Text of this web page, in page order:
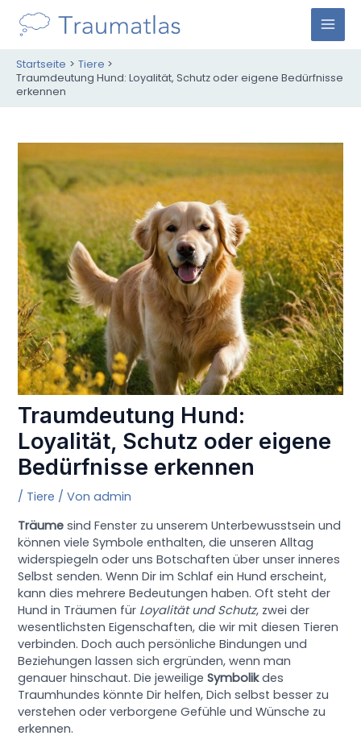
Inhalt
springen
M
A
M
E
N
U
Startseite
Tiere
Traumdeutung Hund: Loyalität, Schutz oder eigene Bedürfnisse
erkennen
Traumdeutung Hund:
Loyalität, Schutz oder eigene
Bedürfnisse erkennen
/ Tiere / Vonadmin
Träume sind Fenster zu unserem Unterbewusstsein und
können viele Symbole enthalten, die unseren Alltag
widerspiegeln oder uns Botschaften über unser inneres
Selbst senden. Wenn Dir im Schlaf ein Hund erscheint,
kann dies mehrere Bedeutungen haben. Oft steht der
Hund in Träumen für Loyalität und Schutz, zwei der
wesentlichsten Eigenschaften, die wir mit diesen Tieren
verbinden. Doch auch persönliche Bindungen und
Beziehungen lassen sich ergründen, wenn man
genauer hinschaut. Die jeweiligeSymbolikdes
Traumhundes könnte Dir helfen, Dich selbst besser zu
verstehen oder verborgene Gefühle und Wünsche zu
erkennen.